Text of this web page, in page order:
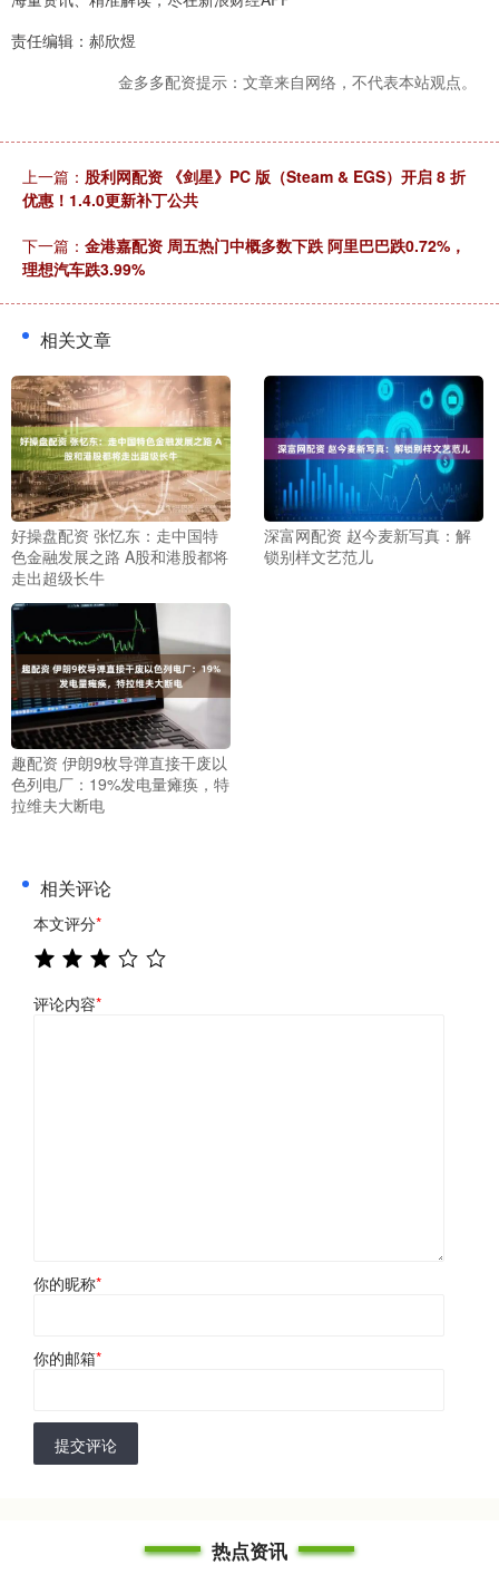
责任编辑：郝欣煜
金多多配资提示：文章来自网络，不代表本站观点。
上一篇： 股利网配资 《剑星》PC 版（Steam & EGS）开启 8 折
优惠！1.4.0更新补丁公共
下一篇： 金港嘉配资 周五热门中概多数下跌 阿里巴巴跌0.72%，
理想汽车跌3.99%
相关文章
好操盘配资 张忆东：走中国特
色金融发展之路 A股和港股都将
走出超级长牛
深富网配资 赵今麦新写真：解
锁别样文艺范儿
趣配资 伊朗9枚导弹直接干废以
色列电厂：19%发电量瘫痪，特
拉维夫大断电
相关评论
本文评分*
评论内容*
你的昵称*
你的邮箱*
提交评论
热点资讯